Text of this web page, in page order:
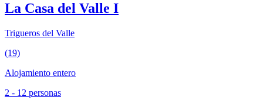
La Casa del Valle I
Trigueros del Valle
(19)
Alojamiento entero
2 - 12 personas